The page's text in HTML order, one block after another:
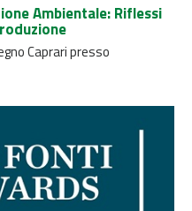
Ambientale: Riflessi
Caprari presso